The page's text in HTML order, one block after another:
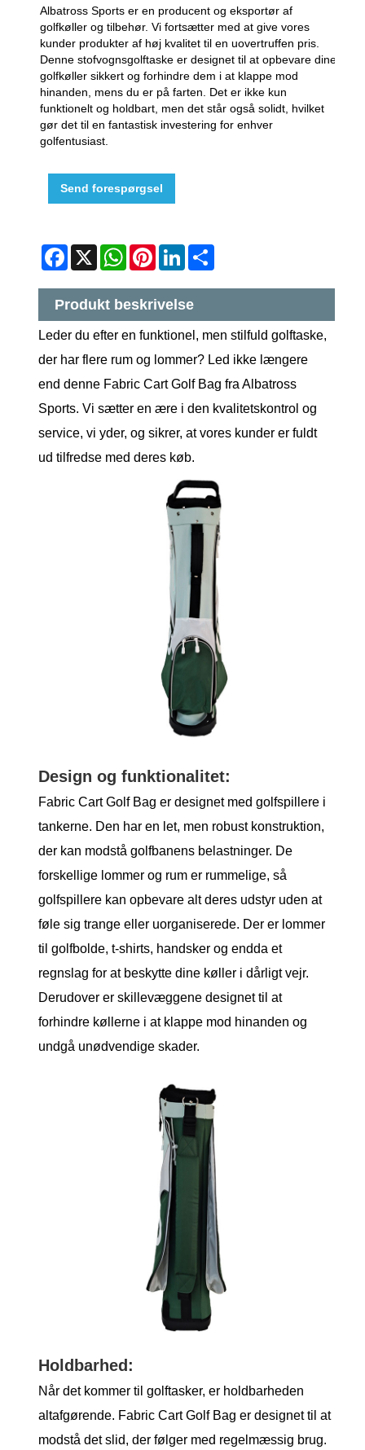
Albatross Sports er en producent og eksportør af
golfkøller og tilbehør. Vi fortsætter med at give vores
kunder produkter af høj kvalitet til en uovertruffen pris.
Denne stofvognsgolftaske er designet til at opbevare dine
golfkøller sikkert og forhindre dem i at klappe mod
hinanden, mens du er på farten. Det er ikke kun
funktionelt og holdbart, men det står også solidt, hvilket
gør det til en fantastisk investering for enhver
golfentusiast.
Send forespørgsel
Facebook
X WhatsApp
Pinterest
LinkedIn
Produkt beskrivelse
Leder du efter en funktionel, men stilfuld golftaske,
der har flere rum og lommer? Led ikke længere
end denne Fabric Cart Golf Bag fra Albatross
Sports. Vi sætter en ære i den kvalitetskontrol og
service, vi yder, og sikrer, at vores kunder er fuldt
ud tilfredse med deres køb.
Design og funktionalitet:
Fabric Cart Golf Bag er designet med golfspillere i
tankerne. Den har en let, men robust konstruktion,
der kan modstå golfbanens belastninger. De
forskellige lommer og rum er rummelige, så
golfspillere kan opbevare alt deres udstyr uden at
føle sig trange eller uorganiserede. Der er lommer
til golfbolde, t-shirts, handsker og endda et
regnslag for at beskytte dine køller i dårligt vejr.
Derudover er skillevæggene designet til at
forhindre køllerne i at klappe mod hinanden og
undgå unødvendige skader.
Holdbarhed:
Når det kommer til golftasker, er holdbarheden
altafgørende. Fabric Cart Golf Bag er designet til at
modstå det slid, der følger med regelmæssig brug.